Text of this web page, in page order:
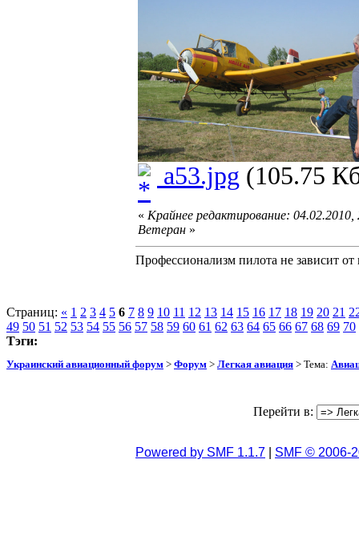
a53.jpg (105.75
« Крайнее редактирование:
Ветеран »
Профессионализм пилота не зависит
Страниц: « 1 2 3 4 5 6 7 8 9 10 11 12 13 14 15 16 17 18 19 20 21
49 50 51 52 53 54 55 56 57 58 59 60 61 62 63 64 65 66 67 68 69 70
Тэги:
Украинский авиационный форум > Форум > Легкая авиация > Тема:
Перейти в:
Powered by SMF 1.1.7 SMF © 2006-